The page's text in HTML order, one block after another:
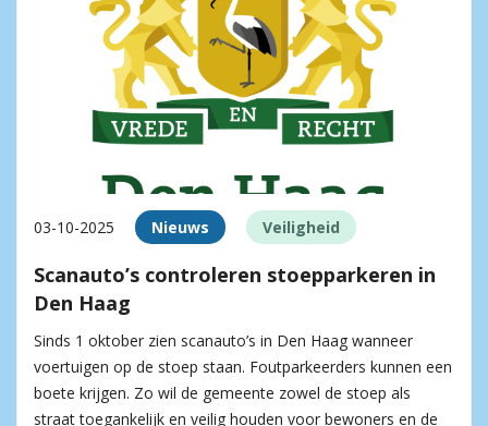
03-10-2025 Nieuws Veiligheid
Scanauto’s controleren stoepparkeren in
Den Haag
Sinds 1 oktober zien scanauto’s in Den Haag wanneer
voertuigen op de stoep staan. Foutparkeerders kunnen een
boete krijgen. Zo wil de gemeente zowel de stoep als
straat toegankelijk en veilig houden voor bewoners en de